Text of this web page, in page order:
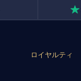
ロイヤルティ